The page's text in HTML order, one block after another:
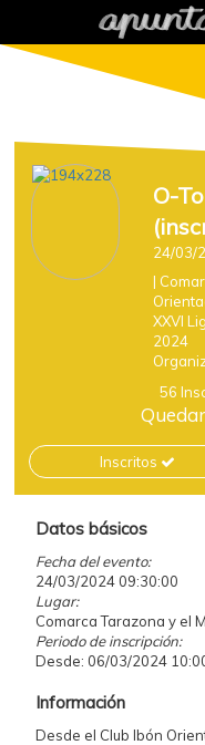
O-
24/03/
|
XXVI
2024
56
Inscritos
Datos básicos
Fecha del evento:
24/03/2024 09:30:00
Lugar:
Comarca Tarazona y el
Periodo de inscripción:
Desde: 06/03/2024
Información
Desde el Club Ibón